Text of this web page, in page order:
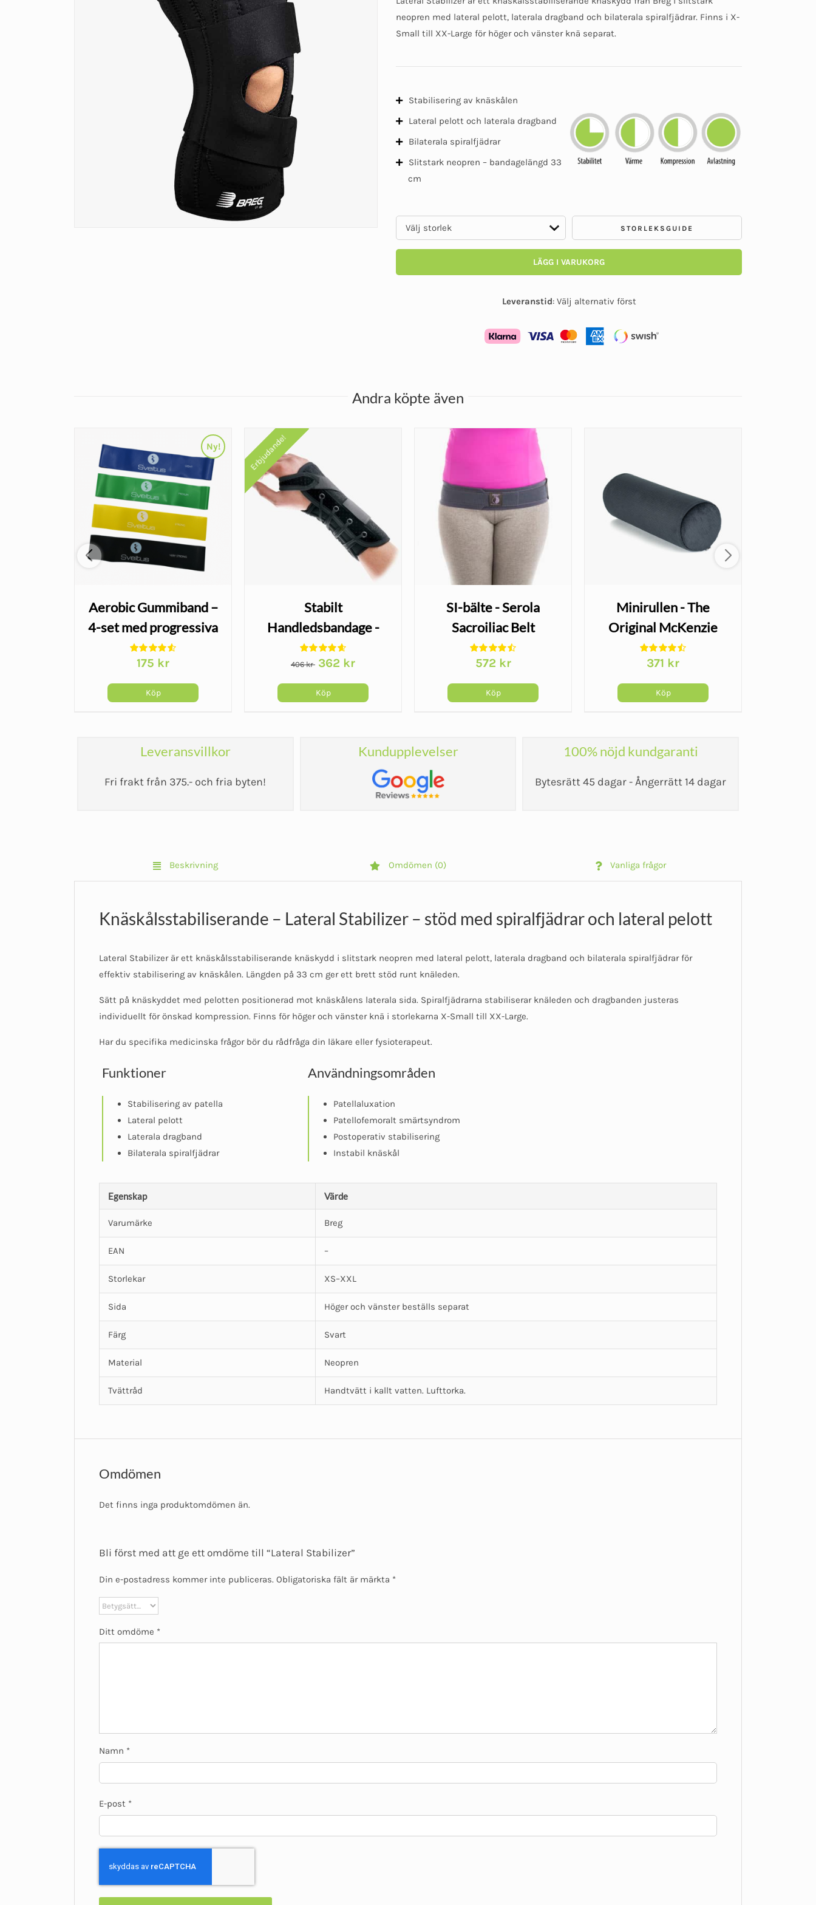
av
neopren med lateral pelott, laterala dragband och bilaterala spiralfjädrar. Finns i X-
Small till XX-Large för höger och vänster knä separat.
Stabilisering av knäskålen
Lateral pelott och laterala dragband
Bilaterala spiralfjädrar
Slitstark neopren – bandagelängd 33
cm
STORLEKSGUIDE
LÄGG I VARUKORG
Leveranstid: Välj alternativ först
Andra köpte även
Ny!
Aerobic Gummiband –
4-set med progressiva
motståndsnivåer
175 kr
Köp
Erbjudande!
Stabilt
Handledsbandage -
Wrist Lacer
406kr Det
priset
362 krDet
Köp
SI-bälte - Serola
Sacroiliac Belt
572 kr
Köp
Minirullen - The
Original McKenzie
371 kr
Köp
Leveransvillkor
Fri frakt från 375.- och fria byten!
Kundupplevelser 100% nöjd kundgaranti
Bytesrätt 45 dagar - Ångerrätt 14 dagar
Beskrivning Omdömen (0) Vanliga frågor
Knäskålsstabiliserande – Lateral Stabilizer – stöd med spiralfjädrar och lateral pelott
Lateral Stabilizer är ett knäskålsstabiliserande knäskydd i slitstark neopren med lateral pelott, laterala dragband och bilaterala spiralfjädrar för
effektiv stabilisering av knäskålen. Längden på 33 cm ger ett brett stöd runt knäleden.
Sätt på knäskyddet med pelotten positionerad mot knäskålens laterala sida. Spiralfjädrarna stabiliserar knäleden och dragbanden justeras
individuellt för önskad kompression. Finns för höger och vänster knä i storlekarna X-Small till XX-Large.
Har du specifika medicinska frågor bör du rådfråga din läkare eller fysioterapeut.
Funktioner
Stabilisering av patella
Lateral pelott
Laterala dragband
Bilaterala spiralfjädrar
Användningsområden
Patellaluxation
Patellofemoralt smärtsyndrom
Postoperativ stabilisering
Instabil knäskål
Egenskap Värde
Varumärke Breg
EAN –
Storlekar XS–XXL
Sida Höger och vänster beställs separat
Färg Svart
Material Neopren
Tvättråd Handtvätt i kallt vatten. Lufttorka.
Omdömen
Det finns inga produktomdömen än.
Bli först med att ge ett omdöme till “Lateral Stabilizer”
Din e-postadress kommer inte publiceras. Obligatoriska fält är märkta *
Ditt omdöme *
Namn *
E-post *